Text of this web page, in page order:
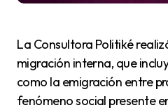
La Consultora Politiké realizó un análisis sobre la
migración interna, que
como la emigración entre
fenómeno social presente